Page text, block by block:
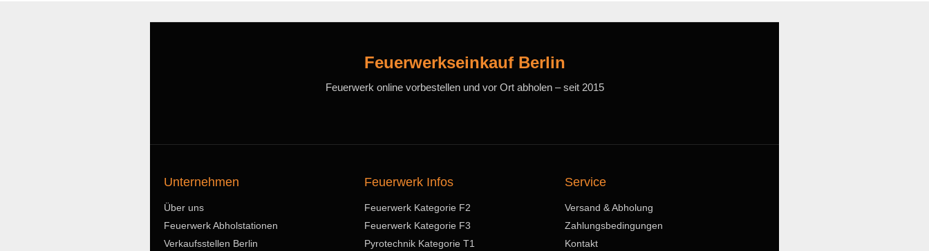
Feuerwerkseinkauf Berlin
Feuerwerk online vorbestellen und vor Ort abholen – seit 2015
Unternehmen
Über uns
Feuerwerk Abholstationen
Verkaufsstellen Berlin
Feuerwerk Infos
Feuerwerk Kategorie F2
Feuerwerk Kategorie F3
Pyrotechnik Kategorie T1
Service
Versand & Abholung
Zahlungsbedingungen
Kontakt